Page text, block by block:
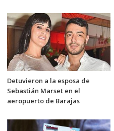
Detuvieron a la esposa de
Sebastián Marset en el
aeropuerto de Barajas